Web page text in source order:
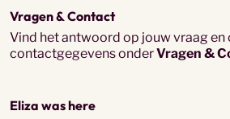
Vragen & Contact
Vind het antwoord op jouw vraag en
contactgegevens onderVragen &
Eliza was here